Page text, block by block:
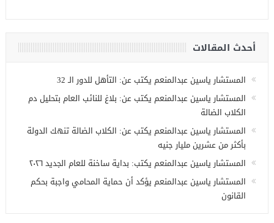
أحدث المقالات
المستشار ياسين عبدالمنعم يكتب عن: التأهل للدور الـ 32
المستشار ياسين عبدالمنعم يكتب عن: بلاغ للنائب العام بتحليل دم
الكلاب الضالة
المستشار ياسين عبدالمنعم يكتب عن: الكلاب الضالة تنهك الدولة
بأكثر من عشرين مليار جنيه
المستشار ياسين عبدالمنعم يكتب: بداية ساخنة للعام الجديد ٢٠٢٦
المستشار ياسين عبدالمنعم يؤكد أن حماية المحامي واجبة بحكم
القانون